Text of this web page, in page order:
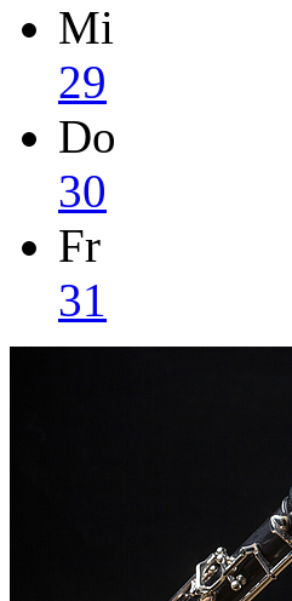
Mi
29
Do
30
Fr
31